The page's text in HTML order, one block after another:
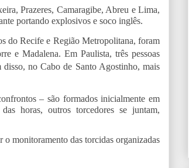
Prazeres, Camaragibe, Abreu e Lima,
portando explosivos e soco inglês.
do Recife e Região Metropolitana, foram
e Madalena. Em Paulista, três pessoas
no Cabo de Santo Agostinho, mais
– são formados inicialmente em
horas, outros torcedores se juntam,
monitoramento das torcidas organizadas